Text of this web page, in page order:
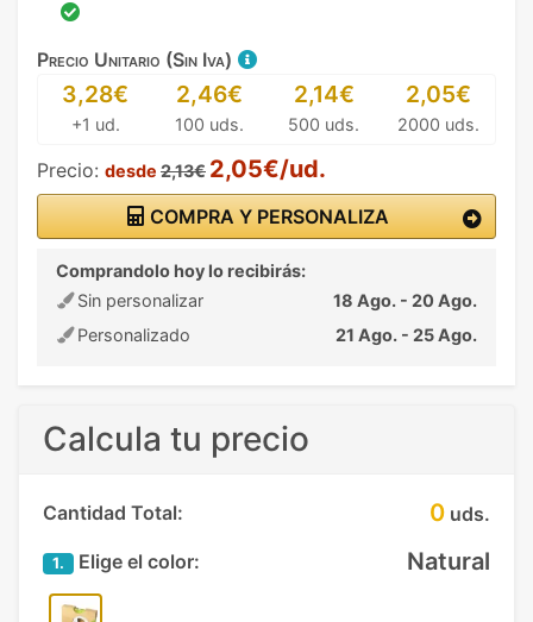
Precio Unitario (Sin Iva)
3,28€
+1 ud.
2,46€
100 uds.
2,14€
500 uds.
2,05€
2000 uds.
Precio: desde 2,13€ 2,05€/ud.
COMPRA Y PERSONALIZA
Comprandolo hoy lo recibirás:
Sin personalizar
18 Ago. - 20 Ago.
Personalizado
21 Ago. - 25 Ago.
Calcula tu precio
Cantidad Total: 0 uds.
1. Elige el color: Natural